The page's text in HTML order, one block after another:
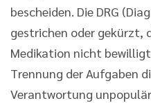
bescheiden. Die DRG
gestrichen oder gekürzt,
Medikation nicht
Trennung der Aufgaben
Verantwortung